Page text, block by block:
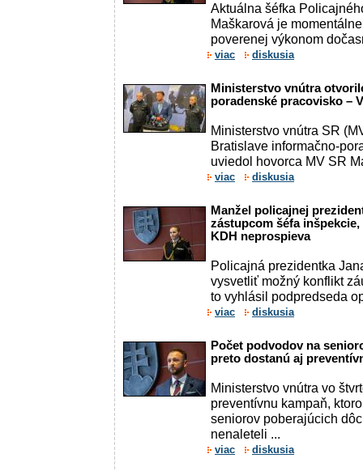
Aktuálna šéfka
Maškarová je
poverenej výkonom
viac diskusia
Ministerstvo vnútra
poradenské pracovisko –
Ministerstvo vnútra SR
Bratislave informačno-
uviedol hovorca MV SR
viac diskusia
Manžel policajnej
zástupcom šéfa
KDH neprospieva
Policajná prezidentka
vysvetliť možný konflikt
to vyhlásil podpredseda
viac diskusia
Počet podvodov na
preto dostanú aj
Ministerstvo vnútra vo
preventívnu kampaň,
seniorov poberajúcich
nenaleteli ...
viac diskusia